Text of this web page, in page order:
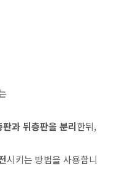
판과 뒤층판을 분리한뒤,
시키는 방법을 사용합니